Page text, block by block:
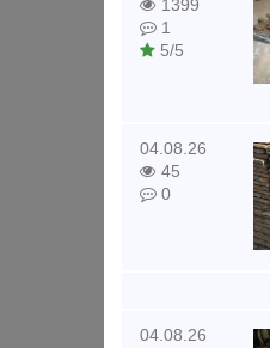
1399
1
5/5
04.08.26
45
0
04.08.26